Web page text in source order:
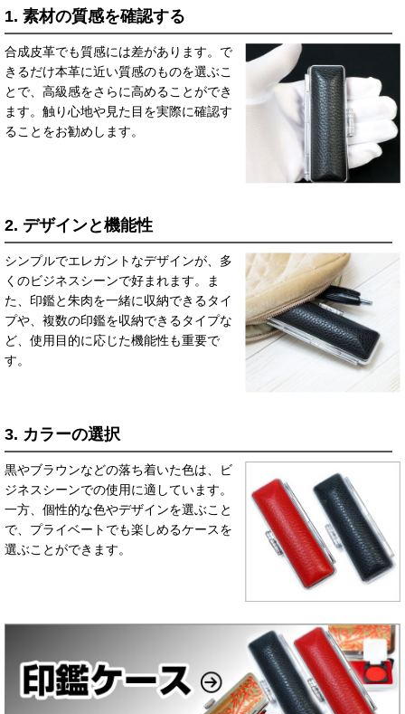
1. 素材の質感を確認する
合成皮革でも質感には差があります。で
きるだけ本革に近い質感のものを選ぶこ
とで、高級感をさらに高めることができ
ます。触り心地や見た目を実際に確認す
ることをお勧めします。
2. デザインと機能性
シンプルでエレガントなデザインが、多
くのビジネスシーンで好まれます。ま
た、印鑑と朱肉を一緒に収納できるタイ
プや、複数の印鑑を収納できるタイプな
ど、使用目的に応じた機能性も重要で
す。
3. カラーの選択
黒やブラウンなどの落ち着いた色は、ビ
ジネスシーンでの使用に適しています。
一方、個性的な色やデザインを選ぶこと
で、プライベートでも楽しめるケースを
選ぶことができます。